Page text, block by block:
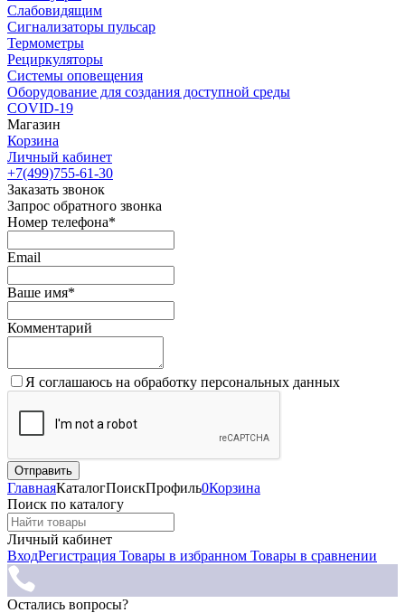
Слабовидящим
Сигнализаторы пульсар
Термометры
Рециркуляторы
Cистемы оповещения
Оборудование для создания доступной среды
COVID-19
Магазин
Корзина
Личный кабинет
+7(499)755-61-30
Заказать звонок
Запрос обратного звонка
Номер телефона*
Email
Ваше имя*
Комментарий
Я соглашаюсь на обработку персональных данных
ГлавнаяКаталогПоискПрофиль0Корзина
Поиск по каталогу
Личный кабинет
ВходРегистрация Товары в избранном Товары в сравнении
Остались вопросы?